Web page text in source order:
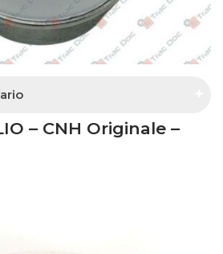
con pompa sul supporto
– CNH Originale –